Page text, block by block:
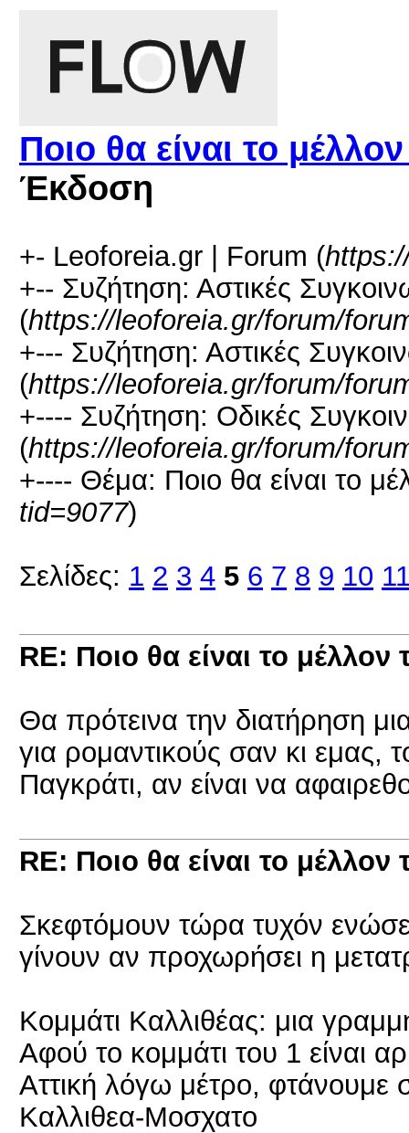
Ποιο θα είναι το
Έκδοση
+- Leoforeia.gr | Forum (
+-- Συζήτηση: Αστικές
(https://leoforeia.gr/forum/
+--- Συζήτηση: Αστικές
(https://leoforeia.gr/forum/
+---- Συζήτηση: Οδικές
(https://leoforeia.gr/forum/
+---- Θέμα: Ποιο θα είναι το
tid=9077)
Σελίδες: 1 2 3 4 5 6 7 8 9 10
RE: Ποιο θα είναι το μέλλον
Θα πρότεινα την διατήρηση
για ρομαντικούς σαν κι
Παγκράτι, αν είναι να
RE: Ποιο θα είναι το μέλλον
Σκεφτόμουν τώρα τυχόν
γίνουν αν προχωρήσει η
Κομμάτι Καλλιθέας: μια
Αφού το κομμάτι του 1 είναι
Αττική λόγω μέτρο,
Καλλιθεα-Μοσχατο